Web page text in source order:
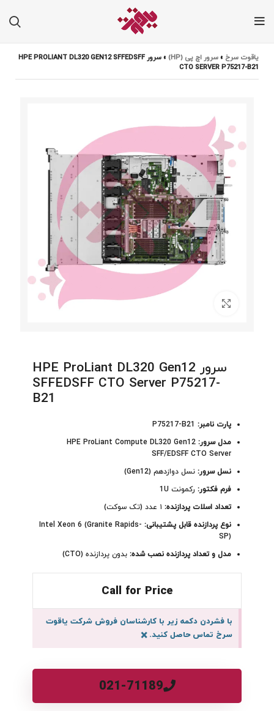
یاقوت سرخ »سرور اچ پی (HP) »
سرور HPE PROLIANT DL320 GEN12 SFFEDSFF
CTO SERVER P75217-B21
برای بزرگنمایی کلیک کنید
سرور HPE ProLiant DL320 Gen12
SFFEDSFF CTO Server P75217-
B21
پارت نامبر:
مدل سرور: HPE ProLiant Compute DL320 Gen12
SFF/EDSFF CTO Server
نسل سرور: نسل دوازدهم (Gen12)
فرم فکتور: رکمونت 1U
تعداد اسلات پردازنده:
نوع پردازنده قابل پشتیبانی: Intel Xeon 6 (Granite Rapids-
SP)
مدل و تعداد پردازنده نصب شده: بدون پردازنده (CTO)
Call for Price
با فشردن دکمه زیر با کارشناسان فروش شرکت یاقوت
سرخ تماس حاصل کنید.×
021-71189